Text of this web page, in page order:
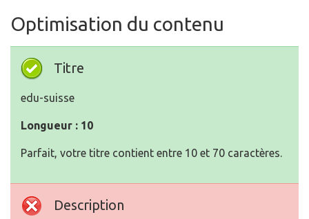
Optimisation du contenu
Titre
edu-suisse
Longueur : 10
Parfait, votre titre contient entre 10 et 70 caractères.
Description